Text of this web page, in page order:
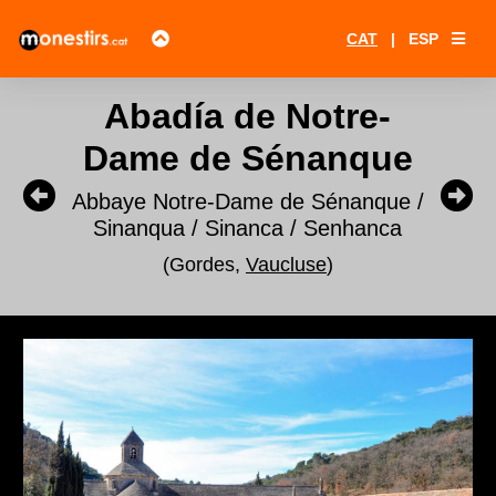
CAT | ESP
Abadía de Notre-
Dame de Sénanque
Abbaye Notre-Dame de Sénanque /
Sinanqua / Sinanca / Senhanca
(Gordes, Vaucluse)